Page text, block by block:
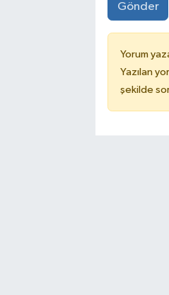
Gönder
Yorum
Yazılan
şekilde